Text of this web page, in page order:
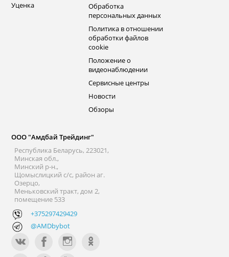
Уценка
Обработка
персональных данных
Политика в отношении
обработки файлов
cookie
Положение о
видеонаблюдении
Сервисные центры
Новости
Обзоры
ООО "Амдбай Трейдинг"
Республика Беларусь, 223021,
Минская обл.,
Минский р-н.,
Щомыслицкий с/с, район аг.
Озерцо,
Меньковский тракт, дом 2,
помещение 533
+375297429429
@AMDbybot